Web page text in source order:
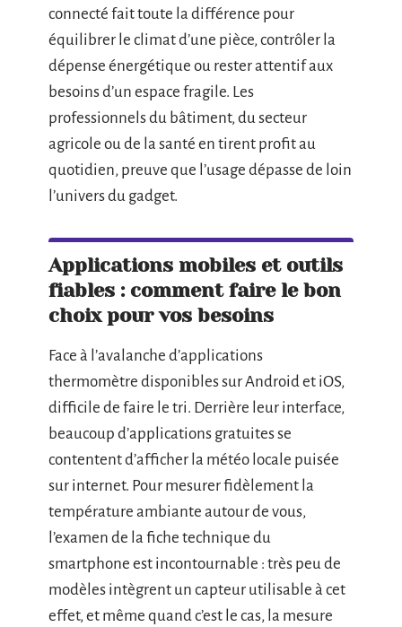
connecté fait toute la différence pour
équilibrer le climat d’une pièce, contrôler la
dépense énergétique ou rester attentif aux
besoins d’un espace fragile. Les
professionnels du bâtiment, du secteur
agricole ou de la santé en tirent profit au
quotidien, preuve que l’usage dépasse de loin
l’univers du gadget.
Applications mobiles et outils
fiables : comment faire le bon
choix pour vos besoins
Face à l’avalanche d’applications
thermomètre disponibles sur Android et iOS,
difficile de faire le tri. Derrière leur interface,
beaucoup d’applications gratuites se
contentent d’afficher la météo locale puisée
sur internet. Pour mesurer fidèlement la
température ambiante autour de vous,
l’examen de la fiche technique du
smartphone est incontournable : très peu de
modèles intègrent un capteur utilisable à cet
effet, et même quand c’est le cas, la mesure